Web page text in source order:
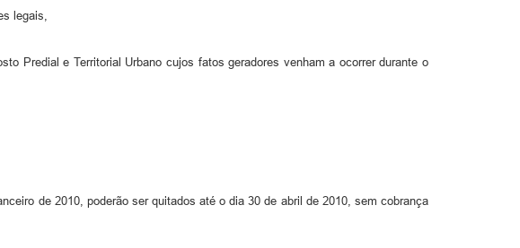
legais,
Predial e Territorial Urbano cujos fatos geradores venham a ocorrer durante o
de 2010, poderão ser quitados até o dia 30 de abril de 2010, sem cobrança